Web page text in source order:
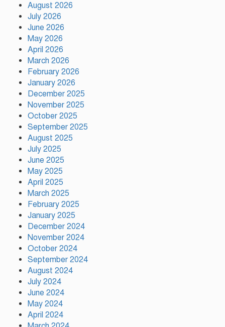
রাজবাড়ীতে স্টার্লিং সাবমেশিনগানসহ
দুই অস্ত্রধারী গ্রেপ্তার, ৩৪ রাউন্ড গুলি
August 2026
July 2026
June 2026
May 2026
April 2026
March 2026
February 2026
January 2026
December 2025
November 2025
October 2025
September 2025
August 2025
July 2025
June 2025
May 2025
April 2025
March 2025
February 2025
January 2025
December 2024
November 2024
October 2024
September 2024
August 2024
July 2024
June 2024
May 2024
April 2024